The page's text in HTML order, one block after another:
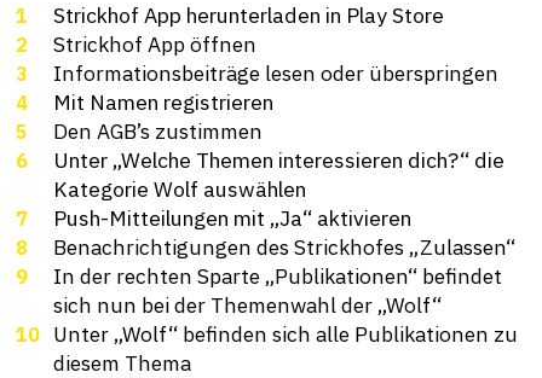
Strickhof App herunterladen in Play Store
Strickhof App öffnen
Informationsbeiträge lesen oder überspringen
Mit Namen registrieren
Den AGB’s zustimmen
Unter „Welche Themen interessieren dich?“ die
Kategorie Wolf auswählen
Push-Mitteilungen mit „Ja“ aktivieren
Benachrichtigungen des Strickhofes „Zulassen“
In der rechten Sparte „Publikationen“ befindet
sich nun bei der Themenwahl der „Wolf“
Unter „Wolf“ befinden sich alle Publikationen zu
diesem Thema